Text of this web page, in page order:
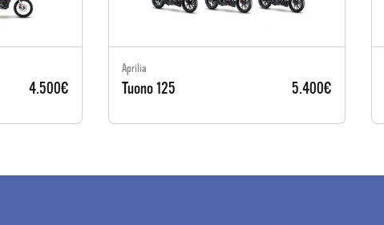
4.500€
Aprilia
Tuono 125 5.400€